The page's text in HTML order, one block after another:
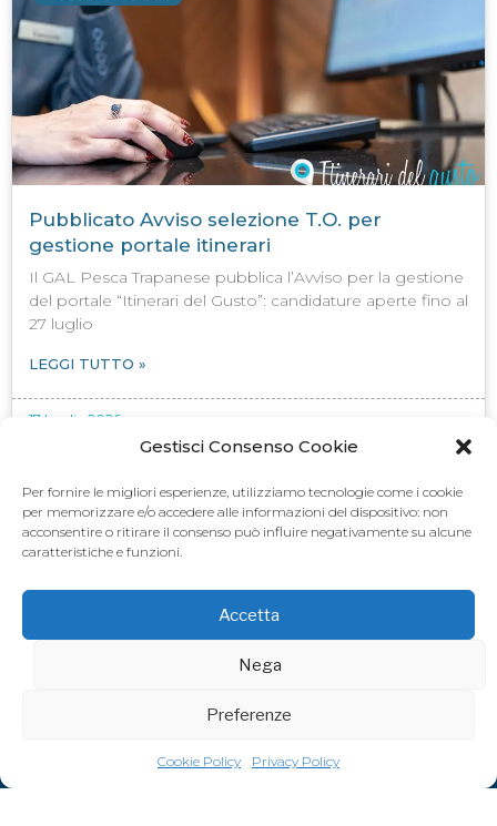
Gestisci Consenso Cookie
Per fornire le migliori esperienze, utilizziamo tecnologie come i cookie
per memorizzare e/o accedere alle informazioni del dispositivo: non
acconsentire o ritirare il consenso può influire negativamente su alcune
caratteristiche e funzioni.
Accetta
Nega
Preferenze
Cookie Policy Privacy Policy
Pubblicato Avviso selezione T.O. per
gestione portale itinerari
Il GAL Pesca Trapanese pubblica l’Avviso per la gestione
del portale “Itinerari del Gusto”: candidature aperte fino al
27 luglio
LEGGI TUTTO »
17 Luglio 2026